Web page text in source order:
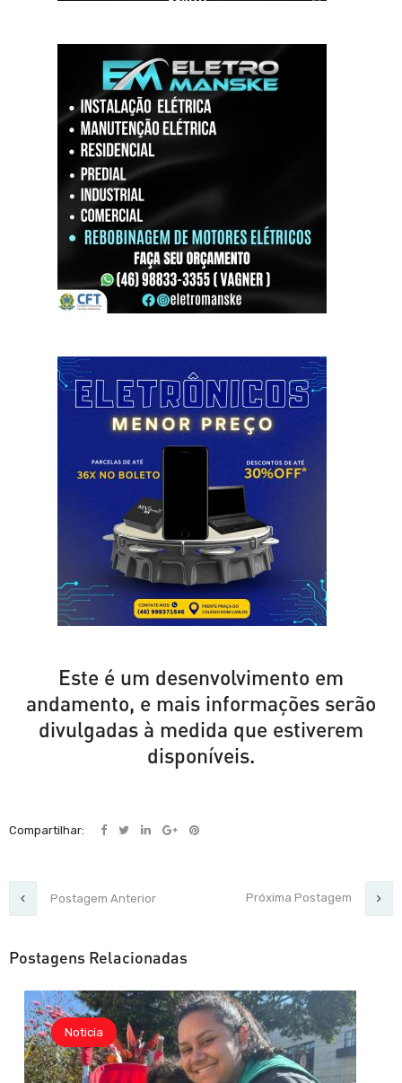
Este é um desenvolvimento em
andamento, e mais informações serão
divulgadas à medida que estiverem
disponíveis.
Compartilhar:
Postagem Anterior Próxima Postagem
Postagens Relacionadas
Noticia